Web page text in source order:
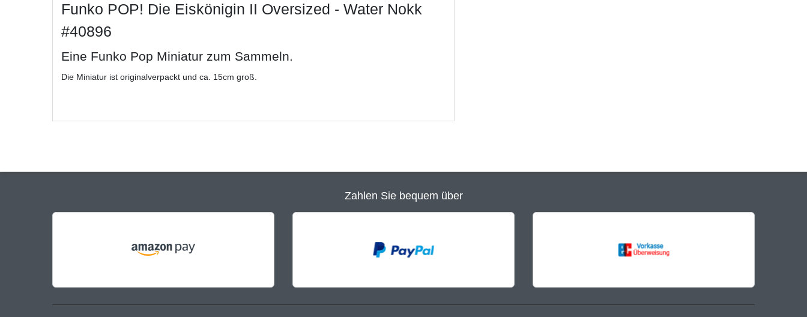
Funko POP! Die Eiskönigin II Oversized - Water Nokk
#40896
Eine Funko Pop Miniatur zum Sammeln.
Die Miniatur ist originalverpackt und ca. 15cm groß.
Zahlen Sie bequem über